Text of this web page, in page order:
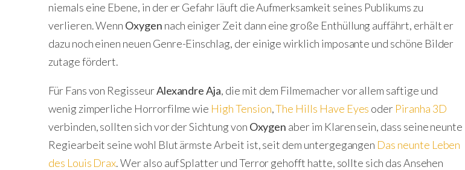
niemals eine Ebene, in der er Gefahr läuft die Aufmerksamkeit seines Publikums zu
verlieren. Wenn Oxygen nach einiger Zeit dann eine große Enthüllung auffährt, erhält er
dazu noch einen neuen Genre-Einschlag, der einige wirklich imposante und schöne Bilder
zutage fördert.
Für Fans von RegisseurAlexandre Aja, die mit dem Filmemacher vor allem saftige und
wenig zimperliche Horrorfilme wie High Tension,The Hills Have Eyes oder Piranha 3D
verbinden, sollten sich vor der Sichtung von Oxygen aber im Klaren sein, dass seine neunte
Regiearbeit seine wohl Blut ärmste Arbeit ist, seit dem untergegangen Das neunte Leben
des Louis Drax. Wer also auf Splatter und Terror gehofft hatte, sollte sich das Ansehen